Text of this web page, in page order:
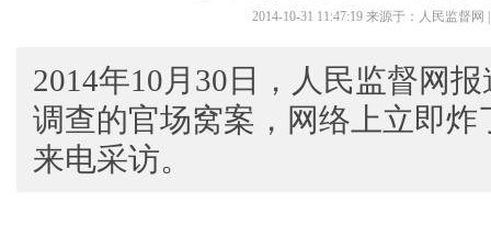
2014-10-31 11:47:19 来源于：人民监督
2014年10月30日，人民监督网
调查的官场窝案，网络上立即
来电采访。